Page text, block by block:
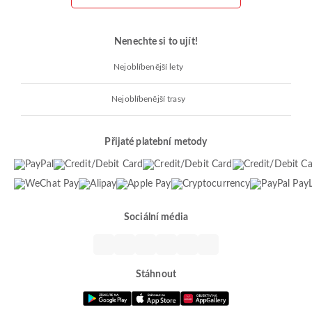
Nenechte si to ujít!
Nejoblíbenější lety
Nejoblíbenější trasy
Přijaté platební metody
Sociální média
Stáhnout